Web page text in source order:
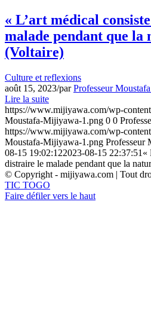
« L’art médical
malade pendant que la
(Voltaire)
Culture et reflexions
août 15, 2023/parProfesseur
Lire la suite
https://www.mijiyawa.com/wp-
Moustafa-Mijiyawa-1.png 0 0
https://www.mijiyawa.com/wp-
Moustafa-Mijiyawa-1.png Professeur
08-15 19:02:122023-08-15 22:37:51 «
distraire le malade pendant que la
© Copyright - mijiyawa.com | Tout
TIC TOGO
Faire défiler vers le haut